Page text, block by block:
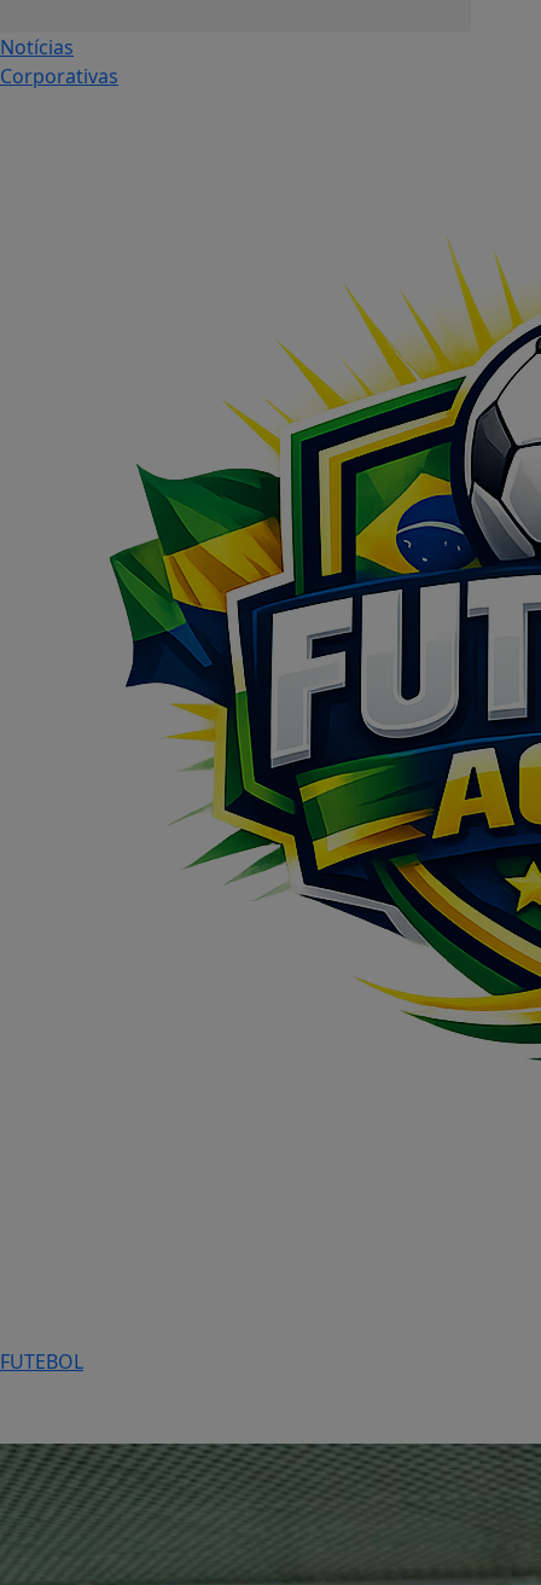
Notícias
Corporativas
FUTEBOL